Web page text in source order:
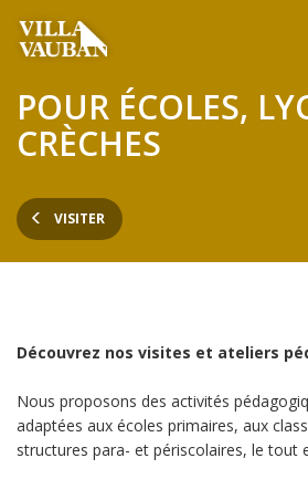
Aller
au
principal
Aller
au
Aller
au
de
page
VISITER
POUR ÉCOLES,
CRÈCHES
Découvrez nos visites et ateliers
Nous proposons des activités
adaptées aux écoles primaires, aux
structures para- et périscolaires, le tout